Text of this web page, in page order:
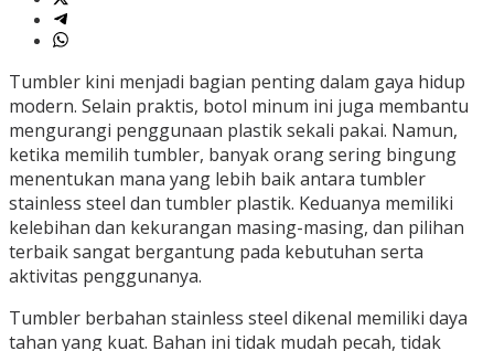
Tumbler kini menjadi bagian penting dalam gaya hidup
modern. Selain praktis, botol minum ini juga membantu
mengurangi penggunaan plastik sekali pakai. Namun,
ketika memilih tumbler, banyak orang sering bingung
menentukan mana yang lebih baik antara tumbler
stainless steel dan tumbler plastik. Keduanya memiliki
kelebihan dan kekurangan masing-masing, dan pilihan
terbaik sangat bergantung pada kebutuhan serta
aktivitas penggunanya.
Tumbler berbahan stainless steel dikenal memiliki daya
tahan yang kuat. Bahan ini tidak mudah pecah, tidak